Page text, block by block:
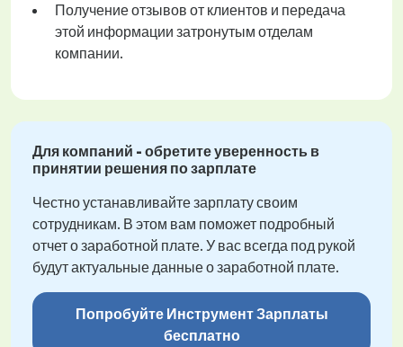
Получение отзывов от клиентов и передача
этой информации затронутым отделам
компании.
Для компаний - обретите уверенность в
принятии решения по зарплате
Честно устанавливайте зарплату своим
сотрудникам. В этом вам поможет подробный
отчет о заработной плате. У вас всегда под рукой
будут актуальные данные о заработной плате.
Попробуйте Инструмент Зарплаты
бесплатно